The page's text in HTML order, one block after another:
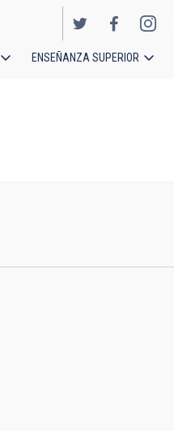
ENSEÑANZA SUPERIOR